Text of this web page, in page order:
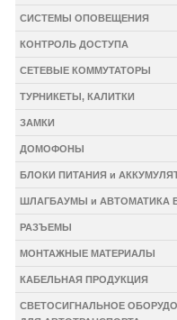
СИСТЕМЫ ОПОВЕЩЕНИЯ
КОНТРОЛЬ ДОСТУПА
СЕТЕВЫЕ КОММУТАТОРЫ
ТУРНИКЕТЫ, КАЛИТКИ
ЗАМКИ
ДОМОФОНЫ
БЛОКИ ПИТАНИЯ и
ШЛАГБАУМЫ и АВТОМАТИКА
РАЗЪЕМЫ
МОНТАЖНЫЕ МАТЕРИАЛЫ
КАБЕЛЬНАЯ ПРОДУКЦИЯ
СВЕТОСИГНАЛЬНОЕ